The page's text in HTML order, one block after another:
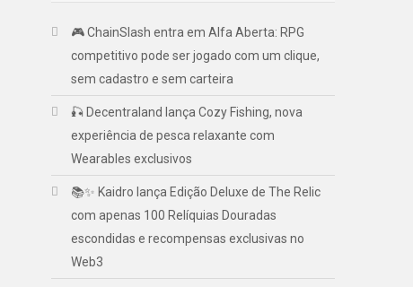
🎮 ChainSlash entra em Alfa Aberta: RPG
competitivo pode ser jogado com um clique,
sem cadastro e sem carteira
🎣 Decentraland lança Cozy Fishing, nova
experiência de pesca relaxante com
Wearables exclusivos
📚✨ Kaidro lança Edição Deluxe de The Relic
com apenas 100 Relíquias Douradas
escondidas e recompensas exclusivas no
Web3